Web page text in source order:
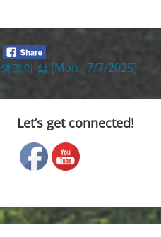
Please follow and like us:
명의 삶 [Mon., 7/7/2025]
Let’s get connected!